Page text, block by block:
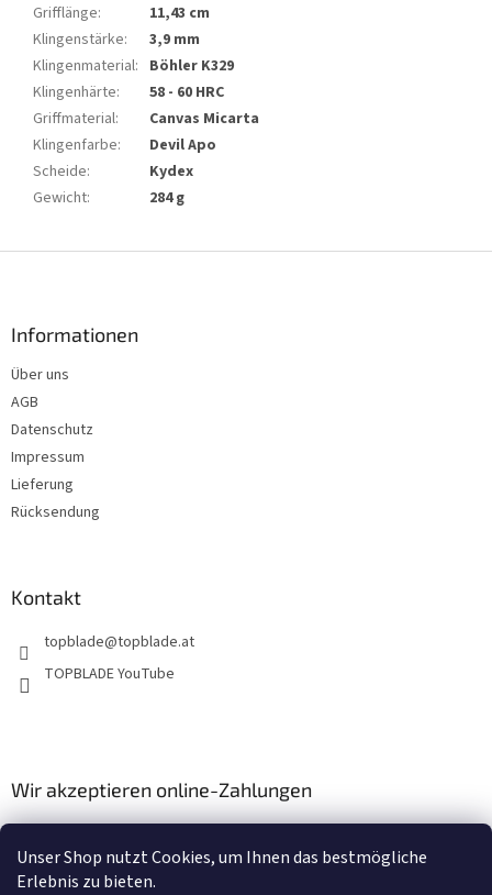
Unser Shop nutzt Cookies, um Ihnen das bestmögliche
Erlebnis zu bieten.
Grifflänge:
11,43 cm
Klingenstärke:
3,9 mm
Klingenmaterial: Böhler K329
Klingenhärte:
58 - 60 HRC
Griffmaterial:
Canvas Micarta
Klingenfarbe:
Devil Apo
Scheide:
Kydex
Gewicht: 284 g
Informationen
Über uns
AGB
Datenschutz
Impressum
Lieferung
Rücksendung
Kontakt
topblade@topblade.at
TOPBLADE YouTube
Wir akzeptieren online-Zahlungen